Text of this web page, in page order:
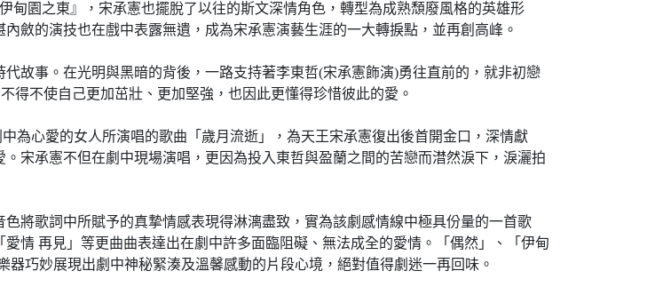
甸園之東』，宋承憲也擺脫了以往的斯文深情角色，轉型為成熟頹廢風格的英雄形
斂的演技也在戲中表露無遺，成為宋承憲演藝生涯的一大轉捩點，並再創高峰。
故事。在光明與黑暗的背後，一路支持著李東哲(宋承憲飾演)勇往直前的，就非初戀
得不使自己更加茁壯、更加堅強，也因此更懂得珍惜彼此的愛。
為心愛的女人所演唱的歌曲「歲月流逝」，為天王宋承憲復出後首開金口，深情獻
宋承憲不但在劇中現場演唱，更因為投入東哲與盈蘭之間的苦戀而澘然淚下，淚灑拍
將歌詞中所賦予的真摯情感表現得淋漓盡致，實為該劇感情線中極具份量的一首歌
情 再見」等更曲曲表達出在劇中許多面臨阻礙、無法成全的愛情。「偶然」、「伊甸
巧妙展現出劇中神秘緊湊及溫馨感動的片段心境，絕對值得劇迷一再回味。